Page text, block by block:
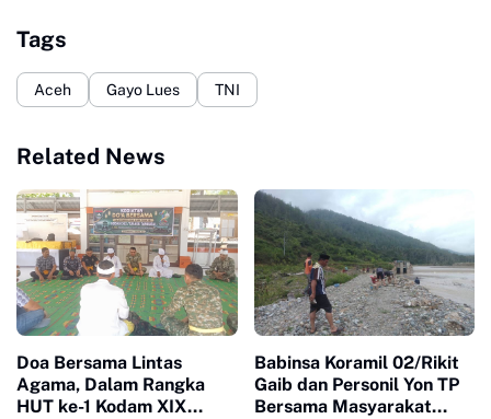
Tags
Aceh Gayo Lues TNI
Related News
Doa Bersama Lintas
Agama, Dalam Rangka
HUT ke-1 Kodam XIX
Babinsa Koramil 02/Rikit
Gaib dan Personil Yon TP
Bersama Masyarakat